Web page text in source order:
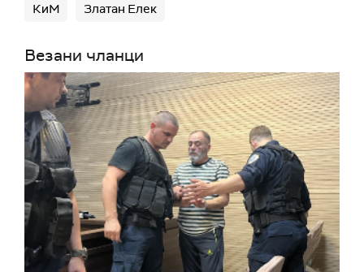
КиМ Златан Елек
Везани чланци